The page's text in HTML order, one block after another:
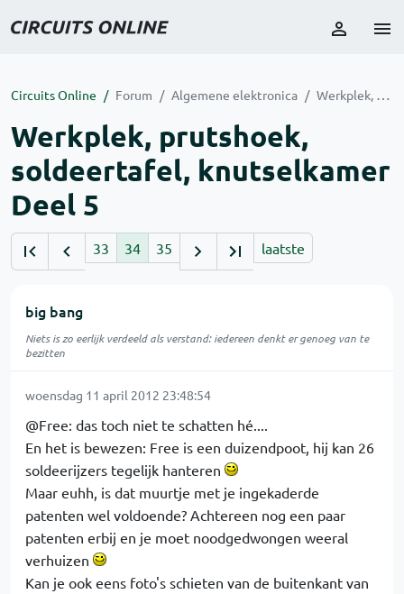
Circuits Online Forum Algemene elektronica Werkplek, prutshoek, soldeertafel, knutselkamer Deel 5
Werkplek, prutshoek,
soldeertafel, knutselkamer
Deel 5
33 34 35 laatste
big bang
Niets is zo eerlijk verdeeld als verstand: iedereen denkt er genoeg van te
bezitten
woensdag 11 april 2012 23:48:54
@Free: das toch niet te schatten hé....
En het is bewezen: Free is een duizendpoot, hij kan 26
soldeerijzers tegelijk hanteren
Maar euhh, is dat muurtje met je ingekaderde
patenten wel voldoende? Achtereen nog een paar
patenten erbij en je moet noodgedwongen weeral
verhuizen
Kan je ook eens foto's schieten van de buitenkant van